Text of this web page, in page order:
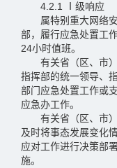
4.2.1 Ⅰ级响应
属特别重大网络安
部，履行应急处置工
24小时值班。
有关省（区、市）
指挥部的统一领导、
部门应急处置工作或
应急办工作。
有关省（区、市）
及时将事态发展变化
应对工作进行决策部
施。